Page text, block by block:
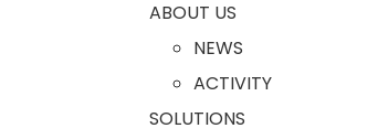
ABOUT US
NEWS
ACTIVITY
SOLUTIONS